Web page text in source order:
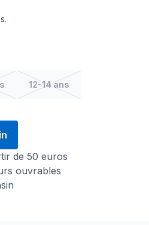
12-14 ans
de 50 euros
ouvrables